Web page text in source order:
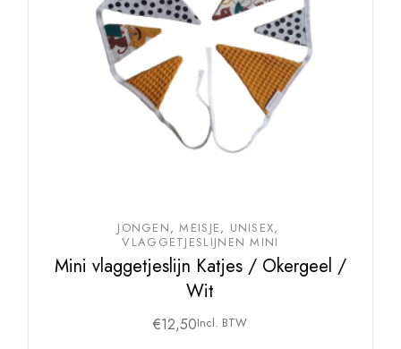
JONGEN MEISJE
UNISEX
VLAGGETJESLIJNEN MINI
Mini vlaggetjeslijn Katjes / Okergeel /
Wit
€12,50Incl. BTW